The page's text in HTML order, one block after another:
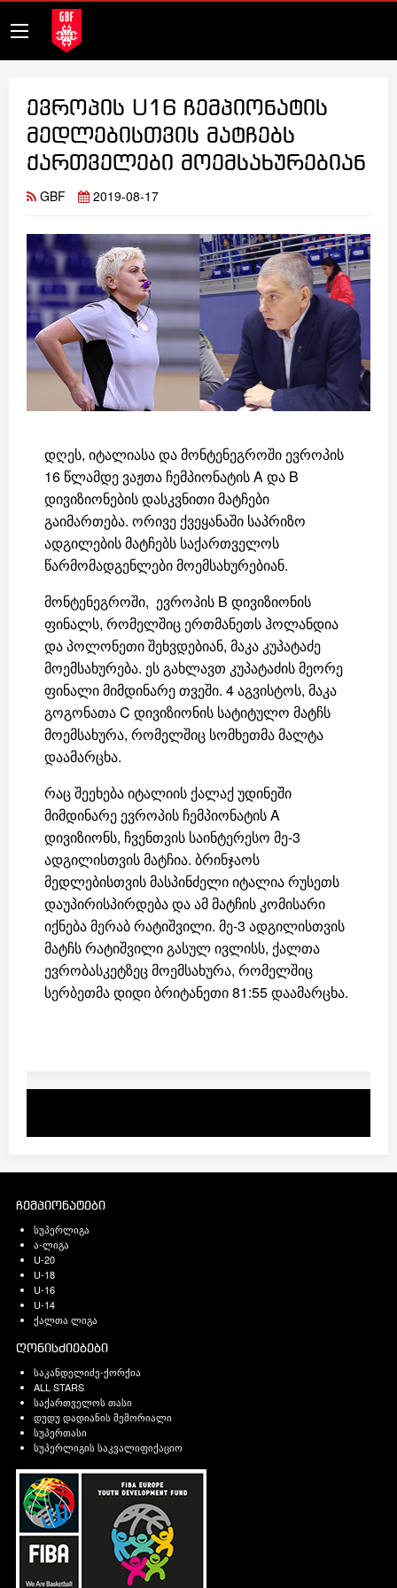
ევროპის U16 ჩემპიონატის
მედლებისთვის მატჩებს
ქართველები მოემსახურებიან
GBF 2019-08-17
დღეს, იტალიასა და მონტენეგროში ევროპის
16 წლამდე ვაჟთა ჩემპიონატის A და B
დივიზიონების დასკვნითი მატჩები
გაიმართება. ორივე ქვეყანაში საპრიზო
ადგილების მატჩებს საქართველოს
წარმომადგენლები მოემსახურებიან.
მონტენეგროში, ევროპის B დივიზიონის
ფინალს, რომელშიც ერთმანეთს ჰოლანდია
და პოლონეთი შეხვდებიან, მაკა კუპატაძე
მოემსახურება. ეს გახლავთ კუპატაძის მეორე
ფინალი მიმდინარე თვეში. 4 აგვისტოს, მაკა
გოგონათა C დივიზიონის სატიტულო მატჩს
მოემსახურა, რომელშიც სომხეთმა მალტა
დაამარცხა.
რაც შეეხება იტალიის ქალაქ უდინეში
მიმდინარე ევროპის ჩემპიონატის A
დივიზიონს, ჩვენთვის საინტერესო მე-3
ადგილისთვის მატჩია. ბრინჯაოს
მედლებისთვის მასპინძელი იტალია რუსეთს
დაუპირისპირდება და ამ მატჩის კომისარი
იქნება მერაბ რატიშვილი. მე-3 ადგილისთვის
მატჩს რატიშვილი გასულ ივლისს, ქალთა
ევრობასკეტზეც მოემსახურა, რომელშიც
სერბეთმა დიდი ბრიტანეთი 81:55 დაამარცხა.
ჩემპიონატები
სუპერლიგა
ა-ლიგა
U-20
U-18
U-16
U-14
ქალთა ლიგა
ღონისძიებები
საკანდელიძე-ქორქია
ALL STARS
საქართველოს თასი
დუდუ დადიანის მემორიალი
სუპერთასი
სუპერლიგის საკვალიფიქაციო